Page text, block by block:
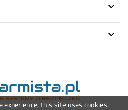
experience, this site uses cookies.

